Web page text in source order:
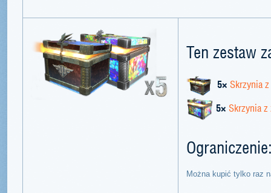
Ten zestaw
5× Skrzynia
5× Skrzynia
Można kupić tylko raz